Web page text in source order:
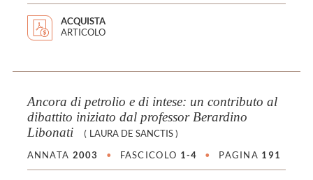
ACQUISTA
ARTICOLO
Ancora di petrolio e di intese: un contributo al
dibattito iniziato dal professor Berardino
Libonati
( LAURA DE SANCTIS )
ANNATA 2003 • FASCICOLO 1-4 • PAGINA 191